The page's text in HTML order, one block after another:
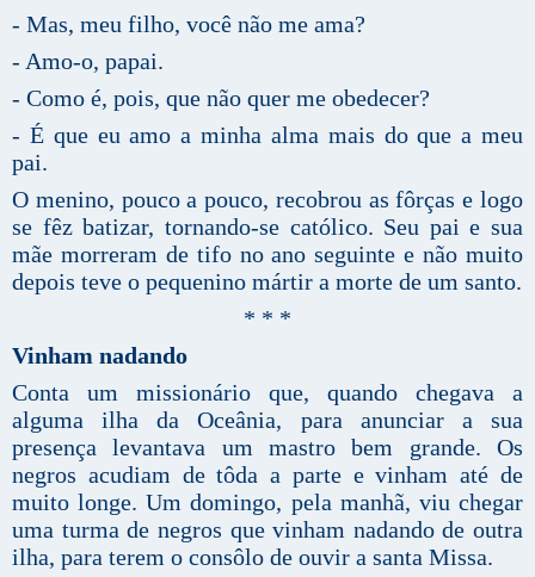
- Mas, meu filho, você não me ama?
- Amo-o, papai.
- Como é, pois, que não quer me obedecer?
- É que eu amo a minha alma mais do que a meu
pai.
O menino, pouco a pouco, recobrou as fôrças e logo
se fêz batizar, tornando-se católico. Seu pai e sua
mãe morreram de tifo no ano seguinte e não muito
depois teve o pequenino mártir a morte de um santo.
* * *
Vinham nadando
Conta um missionário que, quando chegava a
alguma ilha da Oceânia, para anunciar a sua
presença levantava um mastro bem grande. Os
negros acudiam de tôda a parte e vinham até de
muito longe. Um domingo, pela manhã, viu chegar
uma turma de negros que vinham nadando de outra
ilha, para terem o consôlo de ouvir a santa Missa.